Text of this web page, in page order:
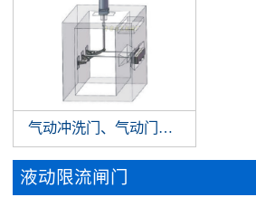
气动冲洗门、气动门式冲洗门，自
液动限流闸门